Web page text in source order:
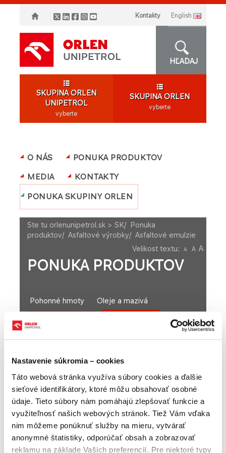
Nastavenie súkromia – cookies
Táto webová stránka využíva súbory cookies a ďalšie
sieťové identifikátory, ktoré môžu obsahovať osobné
údaje. Tieto súbory nám pomáhajú zlepšovať funkcie a
využiteľnosť našich webových stránok. Tiež Vám vďaka
nim môžeme ponúknuť služby na mieru, vytvárať
anonymné štatistiky, odporúčať obsah a zobrazovať
reklamu na základe Vašich preferencií. Pre niektoré typy
Kontakty english
HĽADAJ
SKUPINA ORLEN
UNIPETROL
vyberte
SKUPINA ORLEN
vyberte
O NÁS
PONUKA PRODUKTOV
MEDIA
KONTAKTY
PONUKA SKUPINY ORLEN
Ste tu orlenunipetrol.sk > SK/ Ponuka
produktov/ Asfaltové výrobky/ Asfaltové emulzie
Velikost textu:
A A A
PONUKA PRODUKTOV
Pohonné hmoty Oleje a mazivá
Asfaltové emulzie
Petrochemické produkty Maloobchod
Asfaltové emulzie